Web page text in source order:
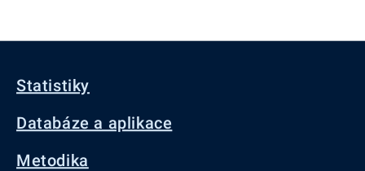
Statistiky
Databáze a aplikace
Metodika